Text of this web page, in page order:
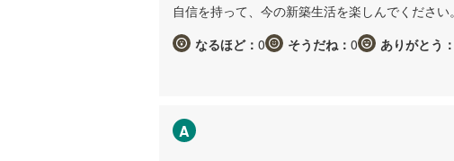
自信を持って、今の新築生活を楽しんでください。
なるほど： 0 そうだね： 0 ありがとう：
A